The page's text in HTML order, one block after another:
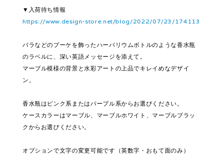
▼入荷待ち情報
https://www.design-store.net/blog/2022/07/23/174113
バラなどのブーケを飾ったハーバリウムボトルのような香水瓶
のラベルに、深い英語メッセージを添えて。
マーブル模様の背景と水彩アートの上品でキレイめなデザイ
ン。
香水瓶はピンク系またはパープル系からお選びください。
ケースカラーはマーブル、マーブルホワイト、マーブルブラッ
クからお選びください。
オプションで文字の変更可能です（英数字・おもて面のみ）